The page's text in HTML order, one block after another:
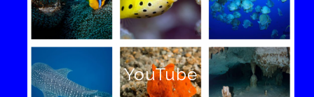
YouTube